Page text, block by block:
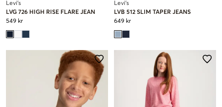
Levi's
LVG 726 HIGH RISE FLARE JEAN
549 kr
Levi's
LVB 512 SLIM TAPER JEANS
649 kr